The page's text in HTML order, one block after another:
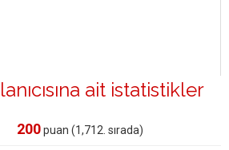
ait istatistikler
200puan (1,712 . sırada)